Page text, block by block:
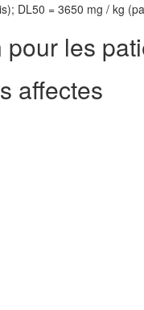
DL50 = 3650 mg / kg
les
affectes